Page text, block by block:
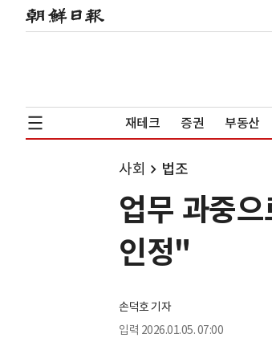
재테크 증권 부동산
사회 법조
업무 과중
인정"
손덕호 기자
입력 2026.01.05. 07:00